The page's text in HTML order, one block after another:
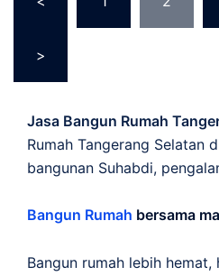
pagination
>
Jasa Bangun Rumah
Rumah Tangerang Selatan
bangunan Suhabdi,
Bangun Rumah bersama
Bangun rumah lebih hemat,